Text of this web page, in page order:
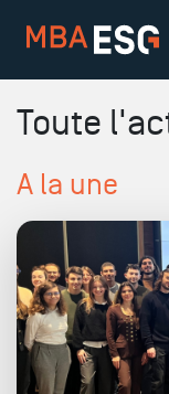
Toute
A la une